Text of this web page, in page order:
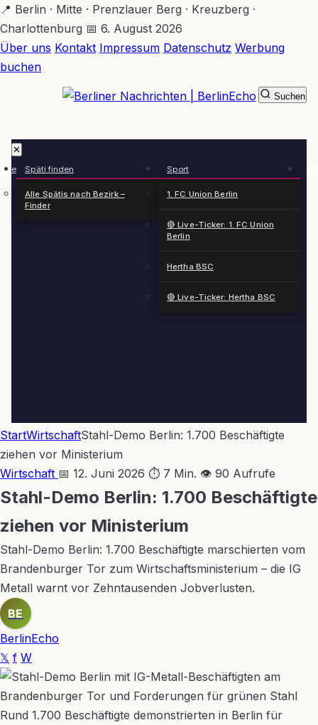
Zum
Hauptinhalt
springen
📍 Berlin · Mitte · Prenzlauer Berg · Kreuzberg ·
Charlottenburg 📅 6. August 2026
Über uns Kontakt Impressum Datenschutz Werbung
buchen
✕
Späti finden
Alle Spätis nach Bezirk –
Finder
Sport
1. FC Union Berlin
🔴 Live-Ticker: 1. FC Union
Berlin
Hertha BSC
🔴 Live-Ticker: Hertha BSC
Suchen
StartWirtschaftStahl-Demo Berlin: 1.700 Beschäftigte
ziehen vor Ministerium
Wirtschaft 📅 12. Juni 2026 ⏱ 7 Min. 👁 90 Aufrufe
Stahl-Demo Berlin: 1.700 Beschäftigte
ziehen vor Ministerium
Stahl-Demo Berlin: 1.700 Beschäftigte marschierten vom
Brandenburger Tor zum Wirtschaftsministerium – die IG
Metall warnt vor Zehntausenden Jobverlusten.
BE
BerlinEcho
𝕏 f W
Rund 1.700 Beschäftigte demonstrierten in Berlin für